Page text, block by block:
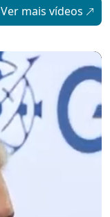
Ver mais vídeos